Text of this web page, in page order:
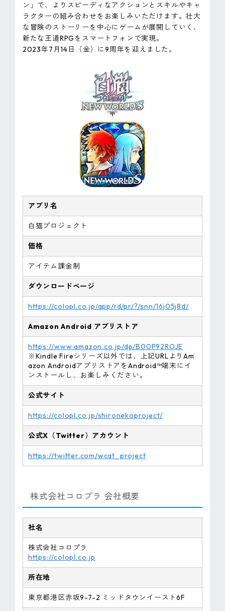
ン」で、よりスピーディなアクションとスキルやキャ
ラクターの組み合わせをお楽しみいただけます。壮大
な冒険のストーリーを中心にゲームが展開していく、
新たな王道RPGをスマートフォンで実現。
2023年7月14日（金）に9周年を迎えました。
アプリ名
白猫プロジェクト
価格
アイテム課金制
ダウンロードページ
https://colopl.co.jp/app/rd/pr/?/snn/16j05j8d/
AmazonAndroid アプリストア
https://www.amazon.co.jp/dp/B00P92ROJE
※Kindle Fireシリーズ以外では、上記URLよりAm
azon AndroidアプリストアをAndroid™端末にイ
ンストールし、お楽しみください。
公式サイト
https://colopl.co.jp/shironekoproject/
公式X（Twitter）アカウント
https://twitter.com/wcat_project
株式会社コロプラ 会社概要
社名
株式会社コロプラ
https://colopl.co.jp
所在地
東京都港区赤坂9-7-2 ミッドタウンイースト6F